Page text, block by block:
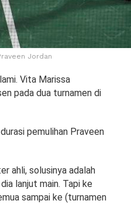
Jordan
Vita Marissa
pada dua turnamen di
pemulihan Praveen
ahli, solusinya adalah
lanjut main. Tapi ke
sampai ke (turnamen